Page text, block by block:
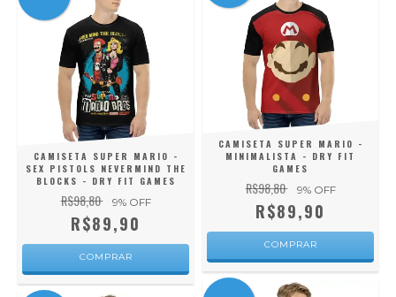
CAMISETA SUPER MARIO -
SEX PISTOLS NEVERMIND THE
BLOCKS - DRY FIT GAMES
R$98,80 9% OFF
R$89,90
COMPRAR
CAMISETA SUPER MARIO -
MINIMALISTA - DRY FIT
GAMES
R$98,80 9% OFF
R$89,90
COMPRAR